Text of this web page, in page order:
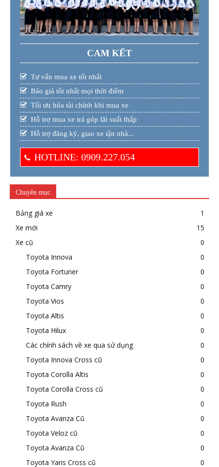
CAM KẾT
Tư vấn mua xe tốt nhất
Báo giá tốt nhất mọi thời điểm
Tối ưu hóa tài chính khi mua xe
Hỗ trợ mua xe trả góp lãi suất thấp
Hỗ trợ đăng ký, giao xe tận nhà...
HOTLINE: 0909.227.054
Chuyên mục
Bảng giá xe
1
Xe mới
15
Xe cũ
0
Toyota Innova
0
Toyota Fortuner
0
Toyota Camry
0
Toyota Vios
0
Toyota Altis
0
Toyota Hilux
0
Các chính sách về xe qua sử dụng
0
Toyota Innova Cross cũ
0
Toyota Corolla Altis
0
Toyota Corolla Cross cũ
0
Toyota Rush
0
Toyota Avanza Cũ
0
Toyota Veloz cũ
0
Toyota Avanza Cũ
0
Toyota Yaris Cross cũ
0